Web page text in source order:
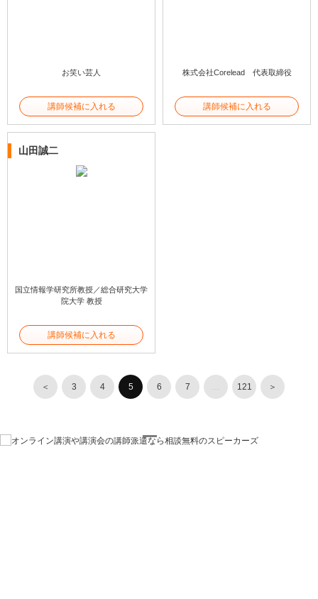
お笑い芸人
講師候補に入れる
株式会社Corelead 代表取締役
講師候補に入れる
山田誠二
国立情報学研究所教授／総合研究大学
院大学 教授
講師候補に入れる
＜ 3 4 5 6 7 121 ＞